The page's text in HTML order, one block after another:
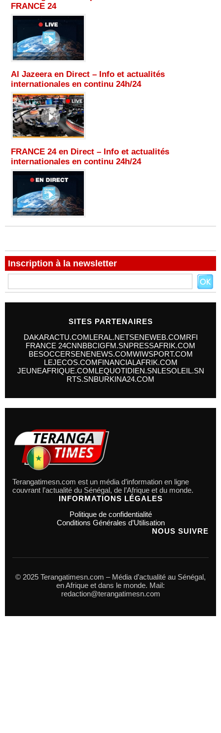
FRANCE 24
Al Jazeera en Direct – Info et actualités
internationales en continu 24h/24
FRANCE 24 en Direct – Info et actualités
internationales en continu 24h/24
Inscription à la newsletter
SITES PARTENAIRES
DAKARACTU.COMLERAL.NETSENEWEB.COMRFI
FRANCE 24CNNBBCIGFM.SNPRESSAFRIK.COM
BESOCCERSENENEWS.COMWIWSPORT.COM
LEJECOS.COMFINANCIALAFRIK.COM
JEUNEAFRIQUE.COMLEQUOTIDIEN.SNLESOLEIL.SN
RTS.SNBURKINA24.COM
Terangatimesn.com est un média d’information en ligne
couvrant l’actualité du Sénégal, de l’Afrique et du monde.
INFORMATIONS LÉGALES
Politique de confidentialité
Conditions Générales d’Utilisation
NOUS SUIVRE
© 2025 Terangatimesn.com – Média d’actualité au Sénégal,
en Afrique et dans le monde. Mail:
redaction@terangatimesn.com